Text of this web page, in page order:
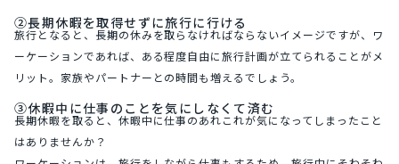
②長期休暇を取得せずに旅行に行ける
旅行となると、長期の休みを取らなければならないイメージですが、ワ
ーケーションであれば、ある程度自由に旅行計画が立てられることがメ
リット。家族やパートナーとの時間も増えるでしょう。
③休暇中に仕事のことを気にしなくて済む
長期休暇を取ると、休暇中に仕事のあれこれが気になってしまったこと
はありませんか？